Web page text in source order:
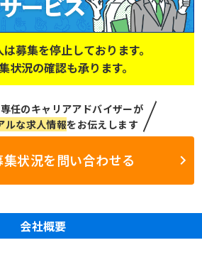
募集を停止しております。
状況の確認も承ります。
任のキャリアアドバイザーが
ルな求人情報をお伝えします
状況を問い合わせる
会社概要